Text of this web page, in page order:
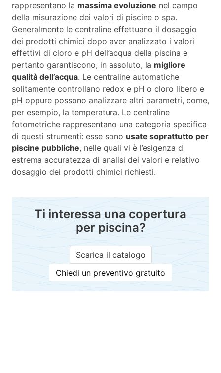
rappresentano la massima evoluzione nel campo
della misurazione dei valori di piscine o spa.
Generalmente le centraline effettuano il dosaggio
dei prodotti chimici dopo aver analizzato i valori
effettivi di cloro e pH dell’acqua della piscina e
pertanto garantiscono, in assoluto, la migliore
qualità dell’acqua. Le centraline automatiche
solitamente controllano redox e pH o cloro libero e
pH oppure possono analizzare altri parametri, come,
per esempio, la temperatura. Le centraline
fotometriche rappresentano una categoria specifica
di questi strumenti: esse sono usate soprattutto per
piscine pubbliche, nelle quali vi è l’esigenza di
estrema accuratezza di analisi dei valori e relativo
dosaggio dei prodotti chimici richiesti.
Ti interessa una copertura
per piscina?
Scarica il catalogo
Chiedi un preventivo gratuito